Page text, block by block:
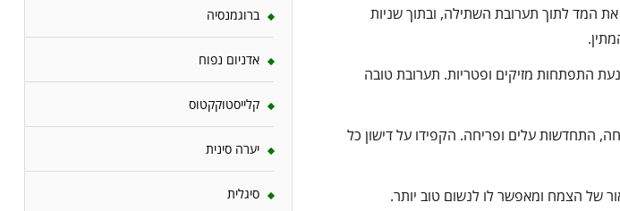
המד לתוך תערובת השתילה, ובתוך שניות
התפתחות מזיקים ופטריות. תערובת טובה
התחדשות עלים ופריחה. הקפידו על דישון כל
של הצמח ומאפשר לו לנשום טוב יותר.
ברוגמנסיה
אדניום נפוח
קלייסטוקקטוס
יערה סינית
סיגלית